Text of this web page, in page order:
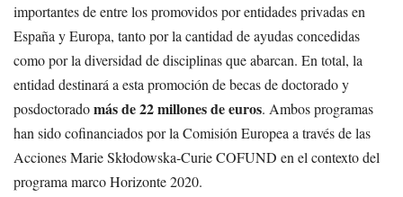
importantes de entre los promovidos por entidades privadas en
España y Europa, tanto por la cantidad de ayudas concedidas
como por la diversidad de disciplinas que abarcan. En total, la
entidad destinará a esta promoción de becas de doctorado y
posdoctoradomás de22 millones de euros. Ambos programas
han sido cofinanciados por la Comisión Europea a través de las
Acciones Marie Skłodowska-Curie COFUND en el contexto del
programa marco Horizonte 2020.